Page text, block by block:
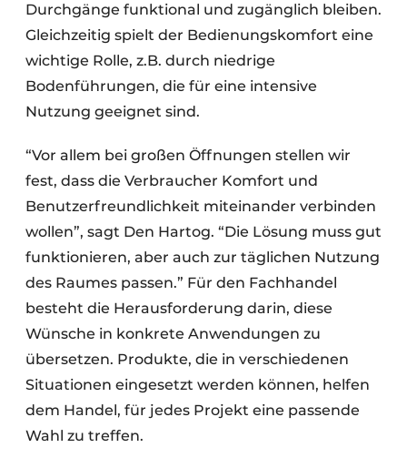
Durchgänge funktional und zugänglich bleiben.
Gleichzeitig spielt der Bedienungskomfort eine
wichtige Rolle, z.B. durch niedrige
Bodenführungen, die für eine intensive
Nutzung geeignet sind.
“Vor allem bei großen Öffnungen stellen wir
fest, dass die Verbraucher Komfort und
Benutzerfreundlichkeit miteinander verbinden
wollen”, sagt Den Hartog. “Die Lösung muss gut
funktionieren, aber auch zur täglichen Nutzung
des Raumes passen.” Für den Fachhandel
besteht die Herausforderung darin, diese
Wünsche in konkrete Anwendungen zu
übersetzen. Produkte, die in verschiedenen
Situationen eingesetzt werden können, helfen
dem Handel, für jedes Projekt eine passende
Wahl zu treffen.